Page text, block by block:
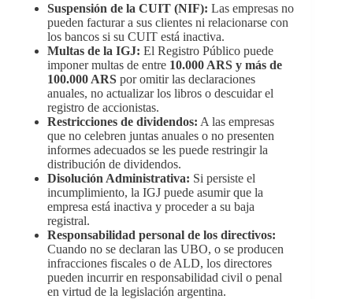
Suspensión de la CUIT (NIF): Las empresas no
pueden facturar a sus clientes ni relacionarse con
los bancos si su CUIT está inactiva.
Multas de la IGJ: El Registro Público puede
imponer multas de entre 10.000 ARS y más de
100.000 ARS por omitir las declaraciones
anuales, no actualizar los libros o descuidar el
registro de accionistas.
Restricciones de dividendos: A las empresas
que no celebren juntas anuales o no presenten
informes adecuados se les puede restringir la
distribución de dividendos.
Disolución Administrativa: Si persiste el
incumplimiento, la IGJ puede asumir que la
empresa está inactiva y proceder a su baja
registral.
Responsabilidad personal de los directivos:
Cuando no se declaran las UBO, o se producen
infracciones fiscales o de ALD, los directores
pueden incurrir en responsabilidad civil o penal
en virtud de la legislación argentina.